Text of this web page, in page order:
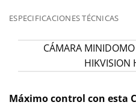
ESPECIFICACIONES TÉCNICAS
CÁMARA MINIDOMO
HIKVISION
Máximocontrol con esta